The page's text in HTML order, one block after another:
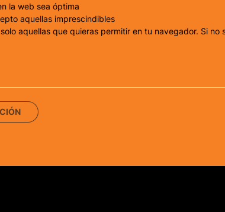
la web sea óptima
aquellas imprescindibles
aquellas que quieras permitir en tu navegador. Si no